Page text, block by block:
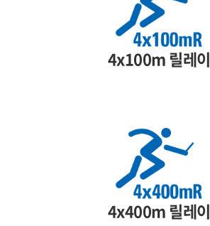
4x100m 릴레이
4x400m 릴레이